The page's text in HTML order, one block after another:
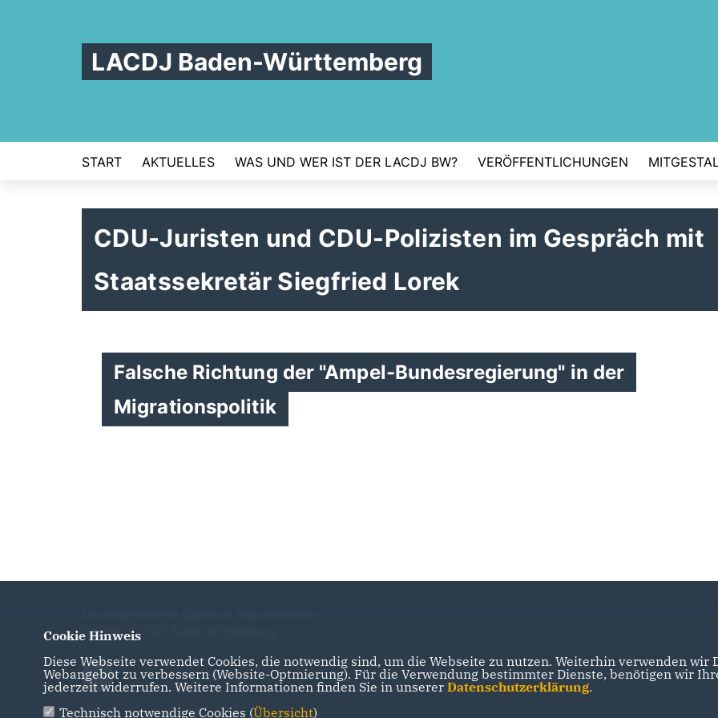
LACDJ Baden-Württemberg
START AKTUELLES WAS UND WER IST DER LACDJ BW? VERÖFFENTLICHUNGEN
CDU-Juristen und CDU-Polizisten im Gespräch mit
Staatssekretär Siegfried Lorek
Falsche Richtung der "Ampel-Bundesregierung" in der
Migrationspolitik
Juristen der CDU Baden-Württemberg
Cookie Hinweis
Diese Webseite verwendet Cookies, die notwendig sind, um die Webseite zu nutzen. Weiterhin verwenden
Webangebot zu verbessern (Website-Optmierung). Für die Verwendung bestimmter Dienste, benötigen wir
jederzeit widerrufen. Weitere Informationen finden Sie in unserer Datenschutzerklärung.
Technisch notwendige Cookies (Übersicht)